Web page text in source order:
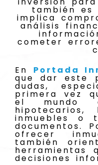
también es
implica
análisis
cometer
En Portada
que dar este
dudas,
primera vez
el mundo
inmuebles o
documentos.
ofrecer
también
herramientas
decisiones